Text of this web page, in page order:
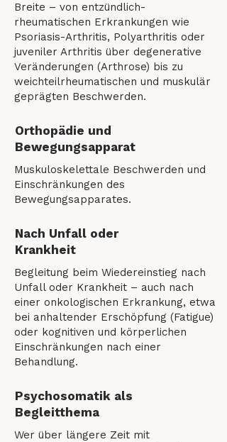
Breite – von entzündlich-
rheumatischen Erkrankungen wie
Psoriasis-Arthritis, Polyarthritis oder
juveniler Arthritis über degenerative
Veränderungen (Arthrose) bis zu
weichteilrheumatischen und muskulär
geprägten Beschwerden.
Orthopädie und
Bewegungsapparat
Muskuloskelettale Beschwerden und
Einschränkungen des
Bewegungsapparates.
Nach Unfall oder
Krankheit
Begleitung beim Wiedereinstieg nach
Unfall oder Krankheit – auch nach
einer onkologischen Erkrankung, etwa
bei anhaltender Erschöpfung (Fatigue)
oder kognitiven und körperlichen
Einschränkungen nach einer
Behandlung.
Psychosomatik als
Begleitthema
Wer über längere Zeit mit